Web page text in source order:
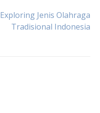
Exploring Jenis Olahraga
Tradisional Indonesia